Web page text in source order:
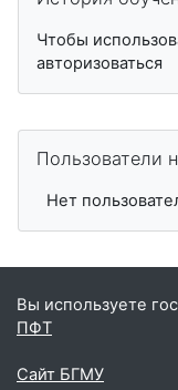
Чтобы
авторизоваться
Пользователи
Нет
Вы используете
ПФТ
Сайт БГМУ